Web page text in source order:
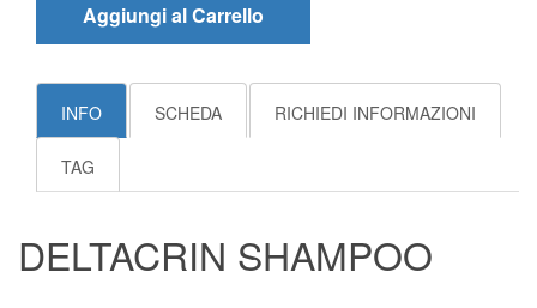
Aggiungi al Carrello
INFO SCHEDA RICHIEDI INFORMAZIONI
TAG
DELTACRIN SHAMPOO